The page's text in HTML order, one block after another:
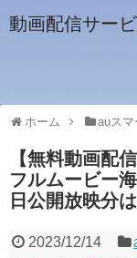
動画配信サー
ホーム auス
【無料動画配
フルムービー
日公開放映分
2023/12/14